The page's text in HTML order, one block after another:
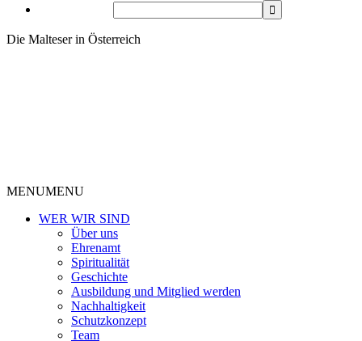
Die Malteser in Österreich
MENUMENU
WER WIR SIND
Über uns
Ehrenamt
Spiritualität
Geschichte
Ausbildung und Mitglied werden
Nachhaltigkeit
Schutzkonzept
Team